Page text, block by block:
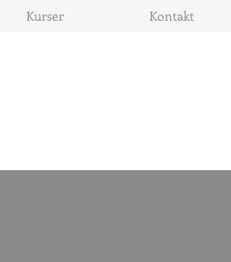
Kurser Kontakt